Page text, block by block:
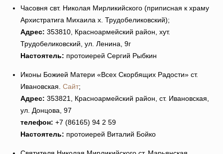
Часовня свт. Николая Мирликийского (приписная к храму
Архистратига Михаила х. Трудобеликовский);
Адрес: 353810, Красноармейский район, хут.
Трудобеликовский, ул. Ленина, 9г
Настоятель: протоиерей Сергий Рыбкин
Иконы Божией Матери «Всех Скорбящих Радости» ст.
Ивановская. Сайт;
Адрес: 353821, Красноармейский район, ст. Ивановская,
ул. Донцова, 97
телефон: +7 (86165) 94 2 59
Настоятель: протоиерей Виталий Бойко